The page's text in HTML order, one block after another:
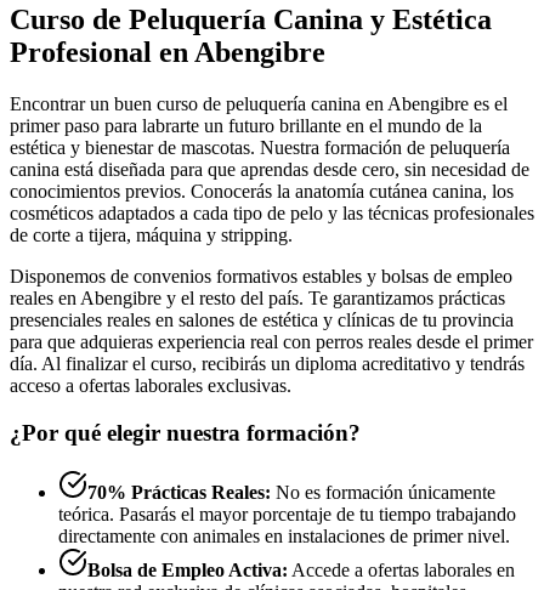
Curso de Peluquería Canina y Estética
Profesional en Abengibre
Encontrar un buen curso de peluquería canina en Abengibre es el
primer paso para labrarte un futuro brillante en el mundo de la
estética y bienestar de mascotas. Nuestra formación de peluquería
canina está diseñada para que aprendas desde cero, sin necesidad de
conocimientos previos. Conocerás la anatomía cutánea canina, los
cosméticos adaptados a cada tipo de pelo y las técnicas profesionales
de corte a tijera, máquina y stripping.
Disponemos de convenios formativos estables y bolsas de empleo
reales en Abengibre y el resto del país. Te garantizamos prácticas
presenciales reales en salones de estética y clínicas de tu provincia
para que adquieras experiencia real con perros reales desde el primer
día. Al finalizar el curso, recibirás un diploma acreditativo y tendrás
acceso a ofertas laborales exclusivas.
¿Por qué elegir nuestra formación?
70% Prácticas Reales: No es formación únicamente
teórica. Pasarás el mayor porcentaje de tu tiempo trabajando
directamente con animales en instalaciones de primer nivel.
Bolsa de Empleo Activa: Accede a ofertas laborales en